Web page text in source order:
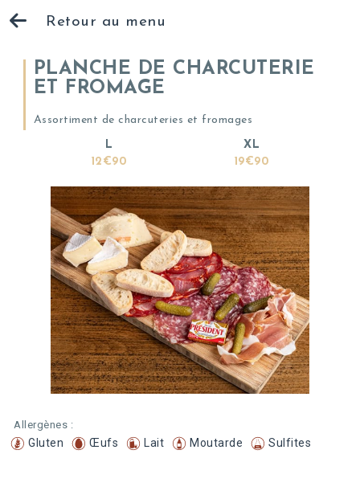
Retour au menu
PLANCHE DE CHARCUTERIE
ET FROMAGE
Assortiment de charcuteries et fromages
L
12€90
XL
19€90
Allergènes :
Gluten Œufs Lait Moutarde Sulfites